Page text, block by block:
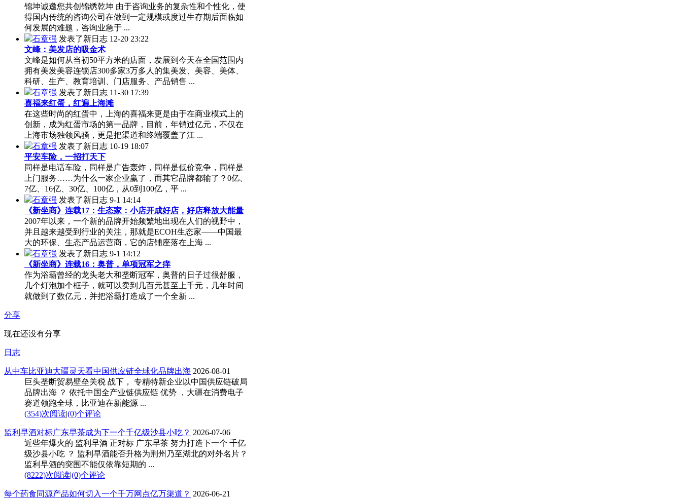
锦坤诚邀您共创锦绣乾坤 由于咨询业务的复杂性和个性化，使
得国内传统的咨询公司在做到一定规模或度过生存期后面临如
何发展的难题，咨询业急于 ...
石章强 发表了新日志 12-20 23:22
文峰：美发店的吸金术
文峰是如何从当初50平方米的店面，发展到今天在全国范围内
拥有美发美容连锁店300多家3万多人的集美发、美容、美体、
科研、生产、教育培训、门店服务、产品销售 ...
石章强 发表了新日志 11-30 17:39
喜福来红蛋，红遍上海滩
在这些时尚的红蛋中，上海的喜福来更是由于在商业模式上的
创新，成为红蛋市场的第一品牌，目前，年销过亿元，不仅在
上海市场独领风骚，更是把渠道和终端覆盖了江 ...
石章强 发表了新日志 10-19 18:07
平安车险，一招打天下
同样是电话车险，同样是广告轰炸，同样是低价竞争，同样是
上门服务……为什么一家企业赢了，而其它品牌都输了？0亿、
7亿、16亿、30亿、100亿，从0到100亿，平 ...
石章强 发表了新日志 9-1 14:14
《新坐商》连载17：生态家：小店开成好店，好店释放大能量
2007年以来，一个新的品牌开始频繁地出现在人们的视野中，
并且越来越受到行业的关注，那就是ECOH生态家——中国最
大的环保、生态产品运营商，它的店铺座落在上海 ...
石章强 发表了新日志 9-1 14:12
《新坐商》连载16：奥普，单项冠军之痒
作为浴霸曾经的龙头老大和垄断冠军，奥普的日子过很舒服，
几个灯泡加个框子，就可以卖到几百元甚至上千元，几年时间
就做到了数亿元，并把浴霸打造成了一个全新 ...
分享
现在还没有分享
日志
从中车比亚迪大疆灵天看中国供应链全球化品牌出海 2026-08-01
巨头垄断贸易壁垒关税 战下， 专精特新企业以中国供应链破局
品牌出海 ？ 依托中国全产业链供应链 优势 ，大疆在消费电子
赛道领跑全球，比亚迪在新能源 ...
(354)次阅读|(0)个评论
监利早酒对标广东早茶成为下一个千亿级沙县小吃？ 2026-07-06
近些年爆火的 监利早酒 正对标 广东早茶 努力打造下一个 千亿
级沙县小吃 ？ 监利早酒能否升格为荆州乃至湖北的对外名片？
监利早酒的突围不能仅依靠短期的 ...
(8222)次阅读|(0)个评论
每个药食同源产品如何切入一个千万网点亿万渠道？ 2026-06-21